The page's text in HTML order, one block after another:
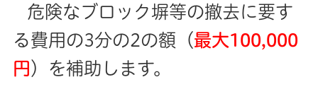
危険なブロック塀等の撤去に要す
る費用の3分の2の額（最大100,000
円 ）を補助します。